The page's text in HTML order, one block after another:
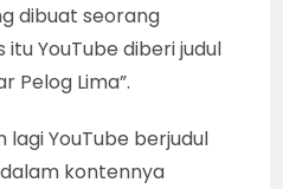
dibuat seorang
itu YouTube diberi judul
Pelog Lima”.
lagi YouTube berjudul
kontennya